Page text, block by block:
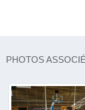
PHOTOS